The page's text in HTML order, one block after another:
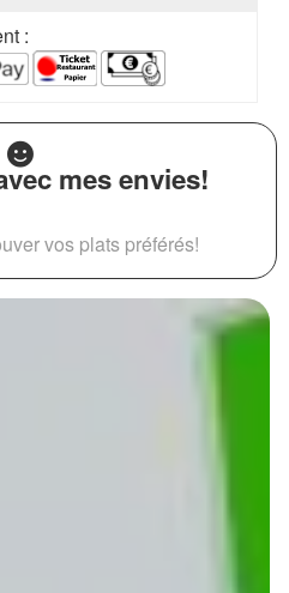
:
mes envies!
vos plats préférés!